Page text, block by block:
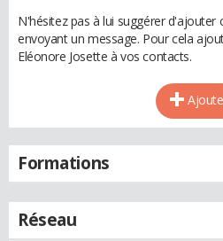
N'hésitez pas à lui suggérer d'ajouter
envoyant un message. Pour cela
Eléonore Josette à vos contacts.
Formations
Réseau